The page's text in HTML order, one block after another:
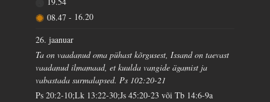
08.47 - 16.20
26. jaanuar
Ta on vaadanud oma pühast kõrgusest, Issand on taevast
vaadanud ilmamaad, et kuulda vangide ägamist ja
vabastada surmalapsed. Ps 102:20-21
Ps 20:2-10;Lk 13:22-30;Js 45:20-23 või Tb 14:6-9a